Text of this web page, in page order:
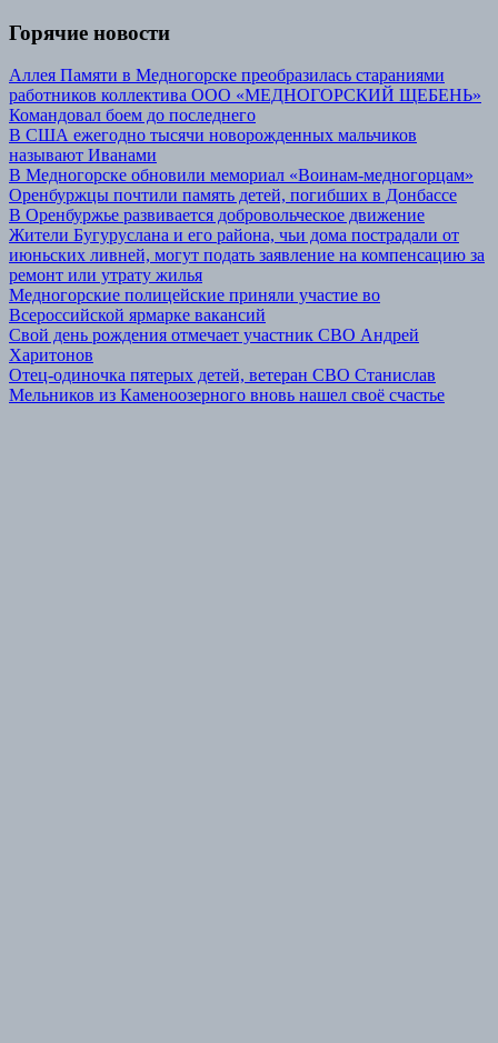
Горячие новости
Аллея Памяти в Медногорске преобразилась стараниями
работников коллектива ООО «МЕДНОГОРСКИЙ ЩЕБЕНЬ»
Командовал боем до последнего
В США ежегодно тысячи новорожденных мальчиков
называют Иванами
В Медногорске обновили мемориал «Воинам-медногорцам»
Оренбуржцы почтили память детей, погибших в Донбассе
В Оренбуржье развивается добровольческое движение
Жители Бугуруслана и его района, чьи дома пострадали от
июньских ливней, могут подать заявление на компенсацию за
ремонт или утрату жилья
Медногорские полицейские приняли участие во
Всероссийской ярмарке вакансий
Свой день рождения отмечает участник СВО Андрей
Харитонов
Отец-одиночка пятерых детей, ветеран СВО Станислав
Мельников из Каменоозерного вновь нашел своё счастье